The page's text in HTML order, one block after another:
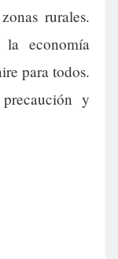
rurales.
la economía
para todos.
y